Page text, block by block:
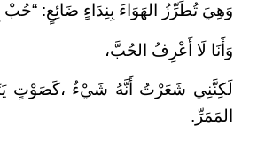
وَهِيَ تُطَرِّزُ الهَوَاءَ بِنِدَاءٍ ضَائِعٍ: “حُبْ
وَأَنَا لَا أَعْرِفُ الحُبَّ،
لَكِنَّنِي شَعَرْتُ أَنَّهُ شَيْءٌ ،كَصَوْتٍ
المَمَرِّ.